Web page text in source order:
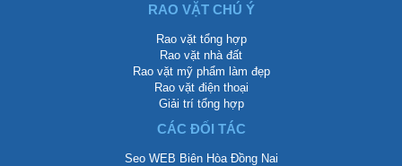
RAO VẶT CHÚ Ý
Rao vặt tổng hợp
Rao vặt nhà đất
Rao vặt mỹ phẩm làm đẹp
Rao vặt điện thoại
Giải trí tổng hợp
CÁC ĐỐI TÁC
Seo WEB Biên Hòa Đồng Nai